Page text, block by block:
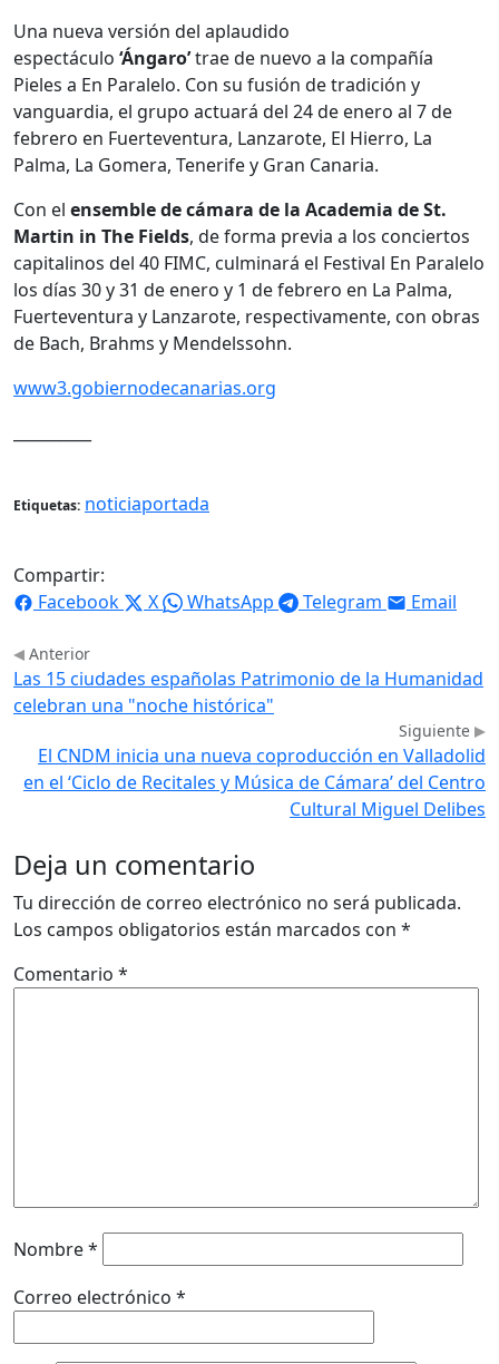
Una nueva versión del aplaudido
espectáculo ‘Ángaro’trae de nuevo a la compañía
Pieles a En Paralelo. Con su fusión de tradición y
vanguardia, el grupo actuará del 24 de enero al 7 de
febrero en Fuerteventura, Lanzarote, El Hierro, La
Palma, La Gomera, Tenerife y Gran Canaria.
Con el ensemble de cámara de la Academia de St.
Martin in The Fields, de forma previa a los conciertos
capitalinos del 40 FIMC, culminará el Festival En Paralelo
los días 30 y 31 de enero y 1 de febrero en La Palma,
Fuerteventura y Lanzarote, respectivamente, con obras
de Bach, Brahms y Mendelssohn.
www3.gobiernodecanarias.org
Etiquetas: noticiaportada
Compartir:
Facebook
X WhatsApp Telegram Email
Anterior
Las 15 ciudades españolas Patrimonio de la Humanidad
celebran una "noche histórica"
Siguiente
El CNDM inicia una nueva coproducción en Valladolid
en el ‘Ciclo de Recitales y Música de Cámara’ del Centro
Cultural Miguel Delibes
Deja un comentario
Tu dirección de correo electrónico no será publicada.
Los campos obligatorios están marcados con *
Comentario *
Nombre*
Correo electrónico *